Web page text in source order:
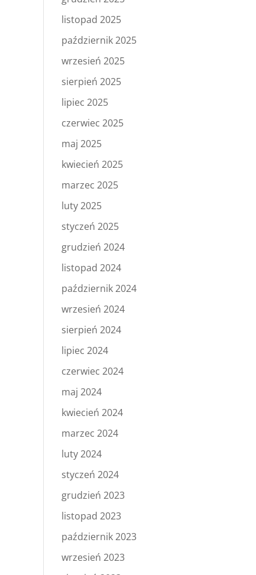
listopad 2025
październik 2025
wrzesień 2025
sierpień 2025
lipiec 2025
czerwiec 2025
maj 2025
kwiecień 2025
marzec 2025
luty 2025
styczeń 2025
grudzień 2024
listopad 2024
październik 2024
wrzesień 2024
sierpień 2024
lipiec 2024
czerwiec 2024
maj 2024
kwiecień 2024
marzec 2024
luty 2024
styczeń 2024
grudzień 2023
listopad 2023
październik 2023
wrzesień 2023